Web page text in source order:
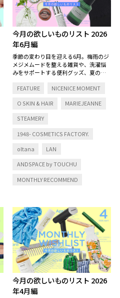
今月の欲しいものリスト 2026
年6月編
季節の変わり目を迎える6月。梅雨のジ
メジメムードを整える雑貨や、洗濯悩
みをサポートする便利グッズ、夏の足
の季節を快適に楽しむためのアイテム
FEATURE NICENICE MOMENT
O SKIN & HAIR MARIEJEANNE
STEAMERY
1948- COSMETICS FACTORY.
oltana LAN
ANDSPACE by TOUCHU
MONTHLY RECOMMEND
今月の欲しいものリスト 2026
年4月編